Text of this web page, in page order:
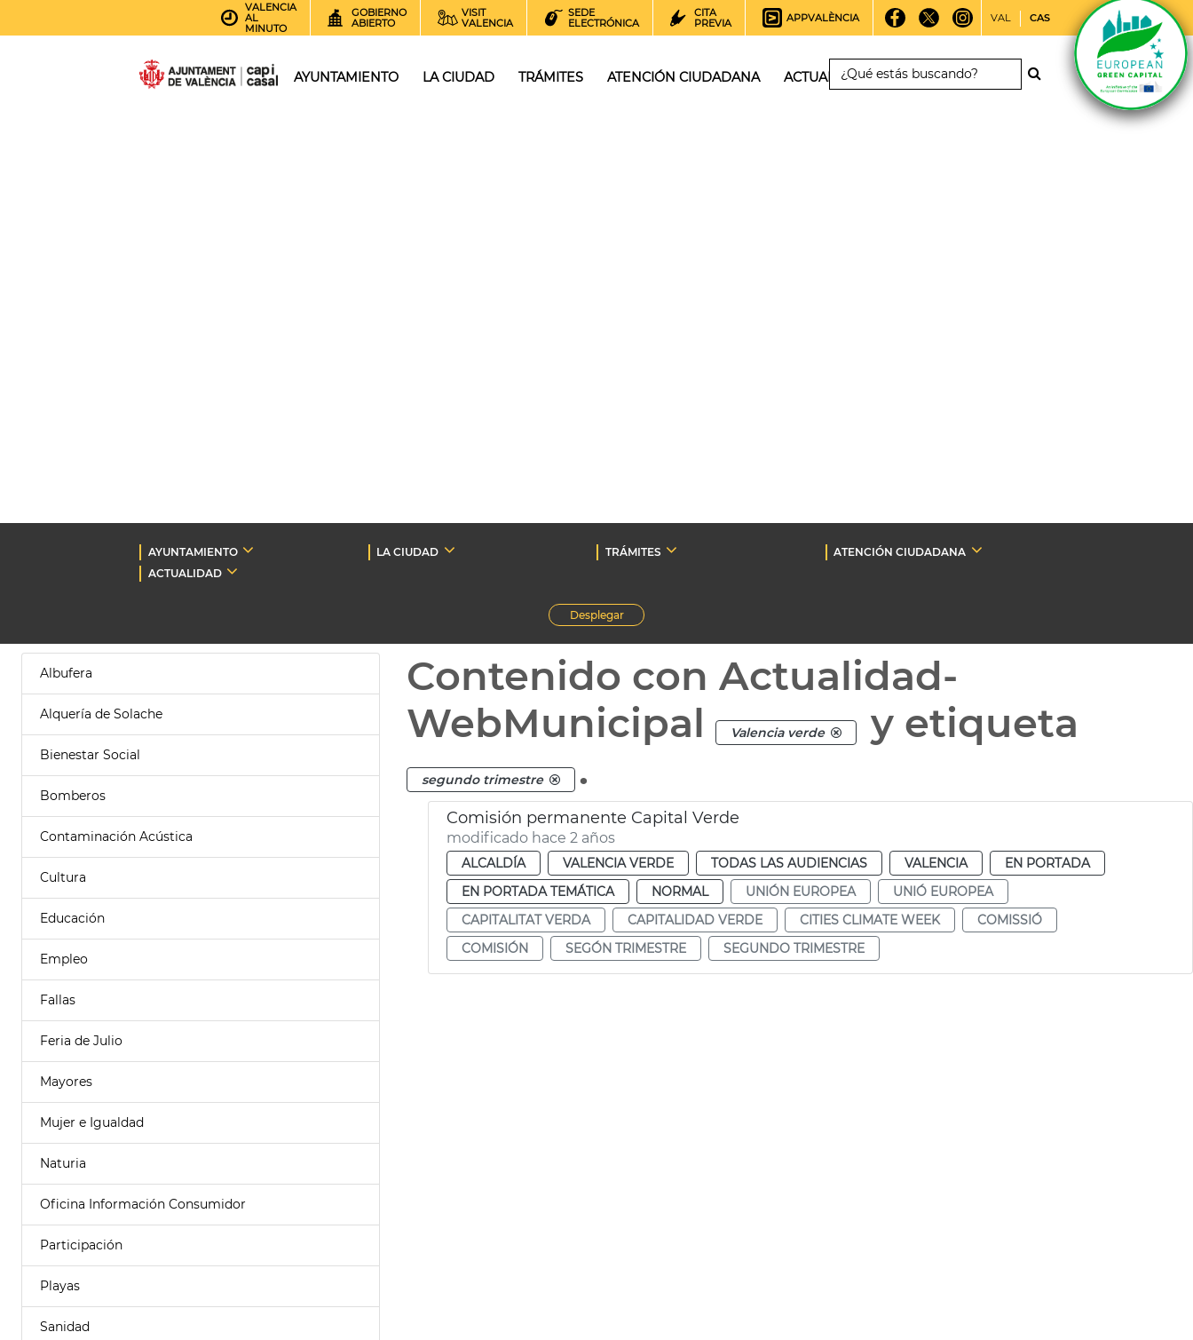
VALENCIA
AL
MINUTO
GOBIERNO
ABIERTO
VISIT
VALENCIA
SEDE
ELECTRÓNICA
CITA
PREVIA
APPVALÈNCIA VAL CAS
AYUNTAMIENTO LA CIUDAD TRÁMITES ATENCIÓN CIUDADANA ACTUALIDAD
AYUNTAMIENTO LA CIUDAD TRÁMITES
ATENCIÓN CIUDADANA
ACTUALIDAD
Desplegar
Albufera
Alquería de Solache
Bienestar Social
Bomberos
Contaminación Acústica
Cultura
Educación
Empleo
Fallas
Feria de Julio
Mayores
Mujer e Igualdad
Naturia
Oficina Información Consumidor
Participación
Playas
Sanidad
Contenido con Actualidad-
WebMunicipal
Valencia verde y etiqueta
segundo trimestre .
Comisión permanente Capital Verde
modificado hace 2 años
ALCALDÍA VALENCIA VERDE TODAS LAS AUDIENCIAS VALENCIA
EN PORTADA
EN PORTADA TEMÁTICA
NORMAL UNIÓN EUROPEA
UNIÓ EUROPEA
CAPITALITAT VERDA
CAPITALIDAD VERDE CITIES CLIMATE WEEK
COMISSIÓ
COMISIÓN
SEGÓN TRIMESTRE SEGUNDO TRIMESTRE